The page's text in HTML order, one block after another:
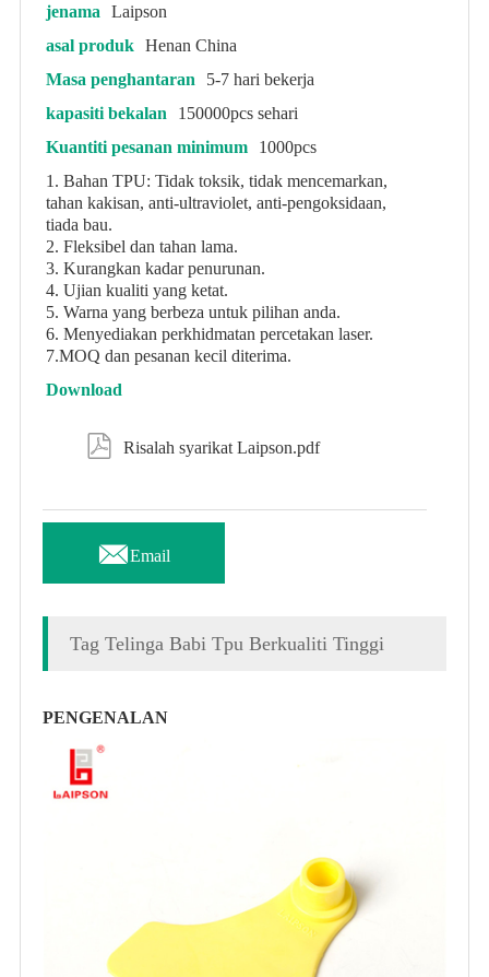
jenama
Laipson
asal produk Henan China
Masa penghantaran
5-7 hari bekerja
kapasiti bekalan
150000pcs sehari
Kuantiti pesanan minimum
1000pcs
1. Bahan TPU: Tidak toksik, tidak mencemarkan,
tahan kakisan, anti-ultraviolet, anti-pengoksidaan,
tiada bau.
2. Fleksibel dan tahan lama.
3. Kurangkan kadar penurunan.
4. Ujian kualiti yang ketat.
5. Warna yang berbeza untuk pilihan anda.
6. Menyediakan perkhidmatan percetakan laser.
7.MOQ dan pesanan kecil diterima.
Download
 Risalah syarikat Laipson.pdf
Email
Tag Telinga Babi Tpu Berkualiti Tinggi
PENGENALAN